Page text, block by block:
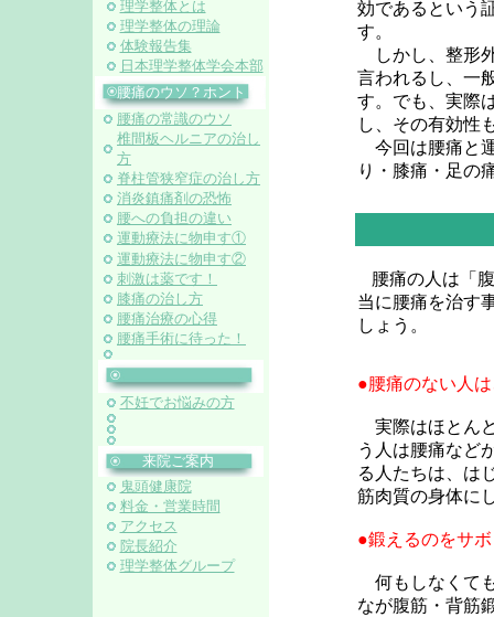
理学整体とは
理学整体の理論
体験報告集
日本理学整体学会本部
腰痛のウソ？ホント？
腰痛の常識のウソ
椎間板ヘルニアの治し
方
脊柱管狭窄症の治し方
消炎鎮痛剤の恐怖
腰への負担の違い
運動療法に物申す①
運動療法に物申す②
刺激は薬です！
膝痛の治し方
腰痛治療の心得
腰痛手術に待った！
不妊でお悩みの方
来院ご案内
鬼頭健康院
料金・営業時間
アクセス
院長紹介
理学整体グループ
効であるという
す。
しかし、整形
言われるし、一
す。でも、実際
し、その有効性
今回は腰痛と
り・膝痛・足の
腰痛の人は「
当に腰痛を治す
しょう。
●腰痛のない人
実際はほとん
う人は腰痛など
る人たちは、は
筋肉質の身体に
●鍛えるのをサ
何もしなくて
なが腹筋・背筋